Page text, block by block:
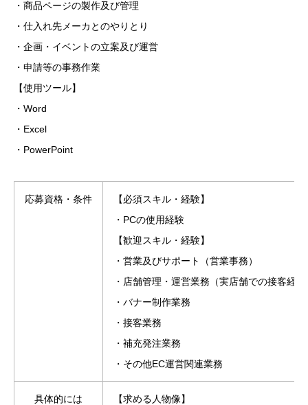
・商品ページの製作及び管理
・仕入れ先メーカとのやりとり
・企画・イベントの立案及び運営
・申請等の事務作業
【使用ツール】
・Word
・Excel
・PowerPoint
応募資格・条件
【必須スキル・経験】
・PCの使用経験
【歓迎スキル・経験】
・営業及びサポート（営業事務）
・店舗管理・運営業務（実店舗での接客経
・バナー制作業務
・接客業務
・補充発注業務
・その他EC運営関連業務
具体的には
【求める人物像】